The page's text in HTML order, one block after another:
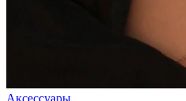
Аксессуары